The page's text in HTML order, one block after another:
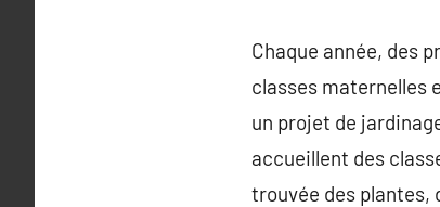
Chaque année, des
classes maternelles
un projet de
accueillent des
trouvée des plantes,